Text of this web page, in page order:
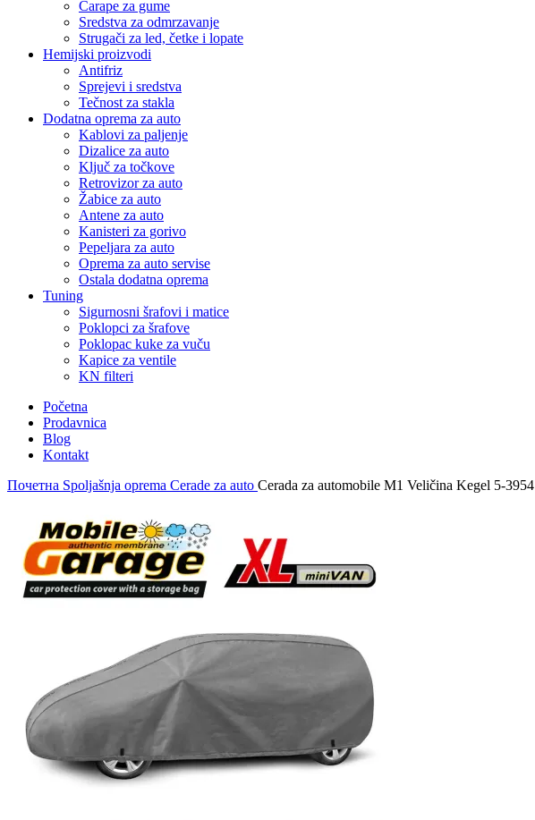
Čarape za gume
Sredstva za odmrzavanje
Strugači za led, četke i lopate
Hemijski proizvodi
Antifriz
Sprejevi i sredstva
Tečnost za stakla
Dodatna oprema za auto
Kablovi za paljenje
Dizalice za auto
Ključ za točkove
Retrovizor za auto
Žabice za auto
Antene za auto
Kanisteri za gorivo
Pepeljara za auto
Oprema za auto servise
Ostala dodatna oprema
Tuning
Sigurnosni šrafovi i matice
Poklopci za šrafove
Poklopac kuke za vuču
Kapice za ventile
KN filteri
Početna
Prodavnica
Blog
Kontakt
Почетна Spoljašnja oprema Cerade za auto Cerada za automobile M1 Veličina Kegel 5-3954